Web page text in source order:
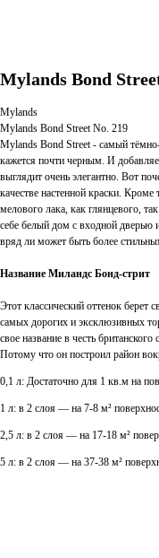
Mylands Bond
Mylands
Mylands Bond Street No. 219
Mylands Bond Street - самый
кажется почти черным. И
выглядит очень элегантно. Вот
качестве настенной краски. Кроме
мелового лака, как глянцевого,
себе белый дом с входной дверью
вряд ли может быть более
Название Миландс Бонд-стрит
Этот классический оттенок берет
самых дорогих и эксклюзивных
свое название в честь
Потому что он построил район
0,1 л: Достаточно для 1 кв.м на
1 л: в 2 слоя — на 7-8 м²
2,5 л: в 2 слоя — на 17-18 м²
5 л: в 2 слоя — на 37-38 м²